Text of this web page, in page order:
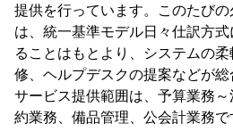
提供を行っています。このたび
は、統一基準モデル日々仕訳方
ることはもとより、システムの
修、ヘルプデスクの提案などが総
サービス提供範囲は、予算業務
約業務、備品管理、公会計業務で